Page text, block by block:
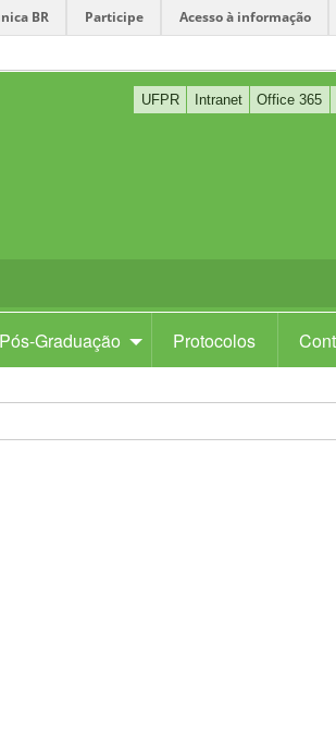
BR Participe Acesso à informação
UFPR Intranet Office 365
Pós-Graduação Protocolos